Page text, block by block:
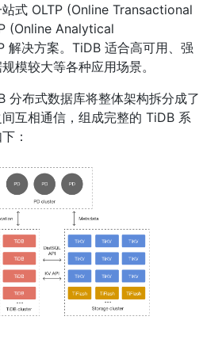
式 OLTP (Online Transactional
(Online Analytical
解决方案。TiDB 适合高可用、强
模较大等各种应用场景。
分布式数据库将整体架构拆分成了
互相通信，组成完整的 TiDB 系
：